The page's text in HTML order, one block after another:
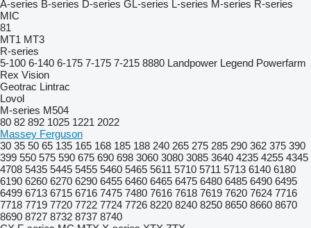
A-series B-series D-series GL-series L-series M-series R-series
MIC
81
MT1 MT3
R-series
5-100 6-140 6-175 7-175 7-215 8880 Landpower Legend Powerfarm
Rex Vision
Geotrac Lintrac
Lovol
M-series M504
80 82 892 1025 1221 2022
Massey Ferguson
30 35 50 65 135 165 168 185 188 240 265 275 285 290 362 375 390
399 550 575 590 675 690 698 3060 3080 3085 3640 4235 4255 4345
4708 5435 5445 5455 5460 5465 5611 5710 5711 5713 6140 6180
6190 6260 6270 6290 6455 6460 6465 6475 6480 6485 6490 6495
6499 6713 6715 6716 7475 7480 7616 7618 7619 7620 7624 7716
7718 7719 7720 7722 7724 7726 8220 8240 8250 8650 8660 8670
8690 8727 8732 8737 8740